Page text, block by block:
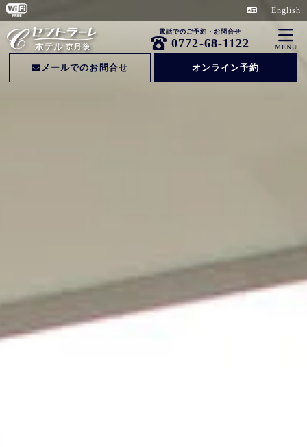
English
電話でのご予約・お問合せ
0772-68-1122
メールでのお問合せ オンライン予約
MENU